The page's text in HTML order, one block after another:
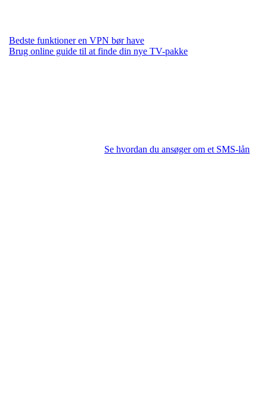
Bedste funktioner en VPN bør have
Brug online guide til at finde din nye TV-pakke
Se hvordan du ansøger om et SMS-lån